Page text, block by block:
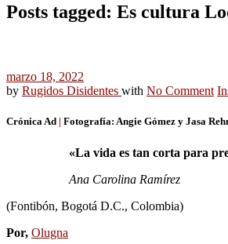
Posts tagged: Es cultura
marzo 18, 2022
by Rugidos Disidentes with No Comment
Crónica Ad | Fotografía: Angie Gómez y Jasa
«La vida es tan corta para
Ana Carolina Ramírez
(Fontibón, Bogotá D.C., Colombia)
Por, Olugna